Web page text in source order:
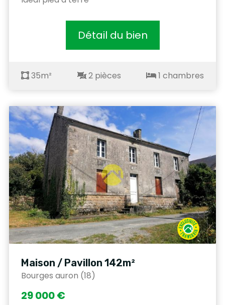
Détail du bien
35m² 2 pièces 1 chambres
Maison / Pavillon 142m²
Bourges auron (18)
29 000 €